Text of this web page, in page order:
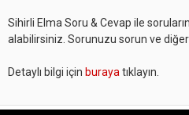
Sihirli Elma Soru & Cevap ile
alabilirsiniz. Sorunuzu sorun ve diğer
Detaylı bilgi için buraya tıklayın.